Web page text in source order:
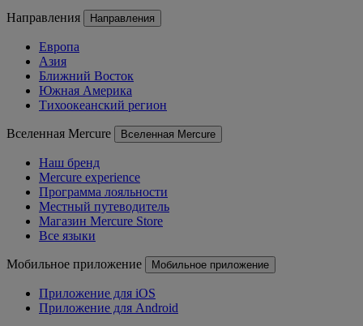
Направления Направления
Европа
Азия
Ближний Восток
Южная Америка
Тихоокеанский регион
Вселенная Mercure Вселенная Mercure
Наш бренд
Mercure experience
Программа лояльности
Местный путеводитель
Магазин Mercure Store
Все языки
Мобильное приложение Мобильное приложение
Приложение для iOS
Приложение для Android